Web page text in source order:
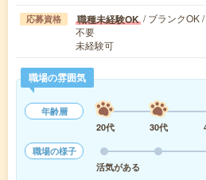
応募資格 職種未経験OK / ブランクOK
不要
未経験可
職場の雰囲気
年齢層
20代
30代
職場の様子
活気がある